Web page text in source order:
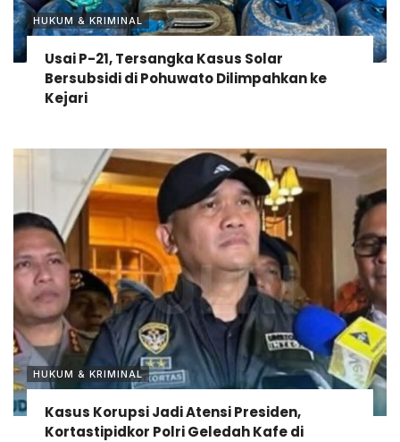
HUKUM & KRIMINAL
Usai P-21, Tersangka Kasus Solar
Bersubsidi di Pohuwato Dilimpahkan ke
Kejari
HUKUM & KRIMINAL
Kasus Korupsi Jadi Atensi Presiden,
Kortastipidkor Polri Geledah Kafe di